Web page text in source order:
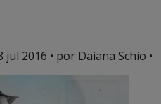
jul 2016 • por Daiana Schio •